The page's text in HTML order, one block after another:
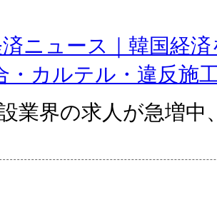
ニュース｜韓国経
・カルテル・違反施
業界の求人が急増中